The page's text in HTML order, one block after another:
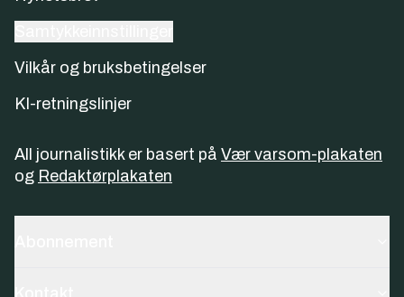
Vilkår og bruksbetingelser
KI-retningslinjer
All journalistikk er basert på Vær varsom-plakaten
og Redaktørplakaten